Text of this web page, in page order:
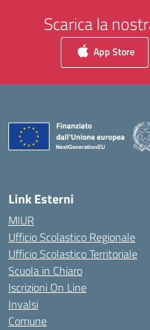
Scarica la
App Store
Link Esterni
MIUR
Ufficio Scolastico Regionale
Ufficio Scolastico Territoriale
Scuola in Chiaro
Iscrizioni On Line
Invalsi
Comune